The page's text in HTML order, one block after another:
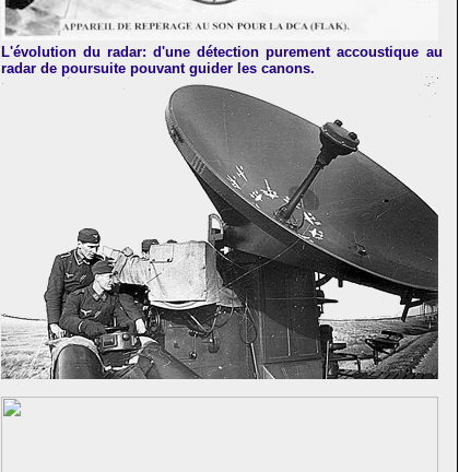
L'évolution du radar: d'une détection purement accoustique au
radar de poursuite pouvant guider les canons.